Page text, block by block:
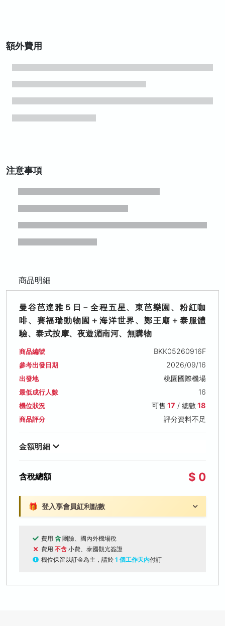
額外費用
注意事項
商品明細
曼谷芭達雅５日－全程五星、東芭樂園、粉紅咖
啡、賽福瑞動物園＋海洋世界、鄭王廟＋泰服體
驗、泰式按摩、夜遊湄南河、無購物
商品編號 BKK05260916F
參考出發日期 2026/09/16
出發地 桃園國際機場
最低成行人數 16
機位狀況 可售 17 / 總數18
商品評分 評分資料不足
金額明細
含稅總額 $ 0
🎁 登入享會員紅利點數
費用 含 團險、國內外機場稅
費用 不含 小費、泰國觀光簽證
機位保留以訂金為主，請於 1 個工作天內付訂